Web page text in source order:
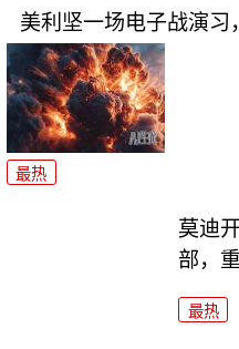
美利坚一场电子战演习
最热
莫迪
部，
最热